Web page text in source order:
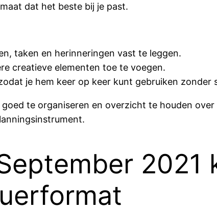
dat het beste bij je past.
taken en herinneringen vast te leggen.
creatieve elementen toe te voegen.
je hem keer op keer kunt gebruiken zonder
te organiseren en overzicht te houden
2021